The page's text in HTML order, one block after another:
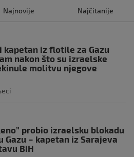
Najnovije Najčitanije
kapetan iz flotile za Gazu
nakon što su izraelske
molitvu njegove
probio izraelsku blokadu
Gazu – kapetan iz Sarajeva
BiH